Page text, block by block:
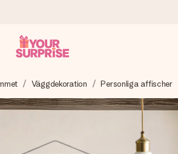
omsorg och skickar den blixtsnabbt
i precis rätt tid, när det betyder som
Väggdekoration Personliga affischer